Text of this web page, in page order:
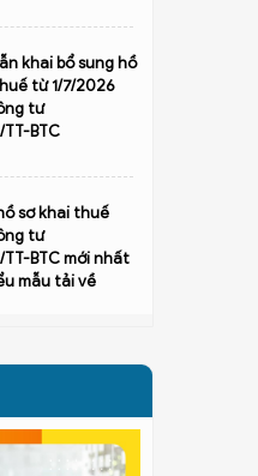
khai bổ sung hồ
từ 1/7/2026
tư
BTC
sơ khai thuế
tư
BTC mới nhất
mẫu tải về